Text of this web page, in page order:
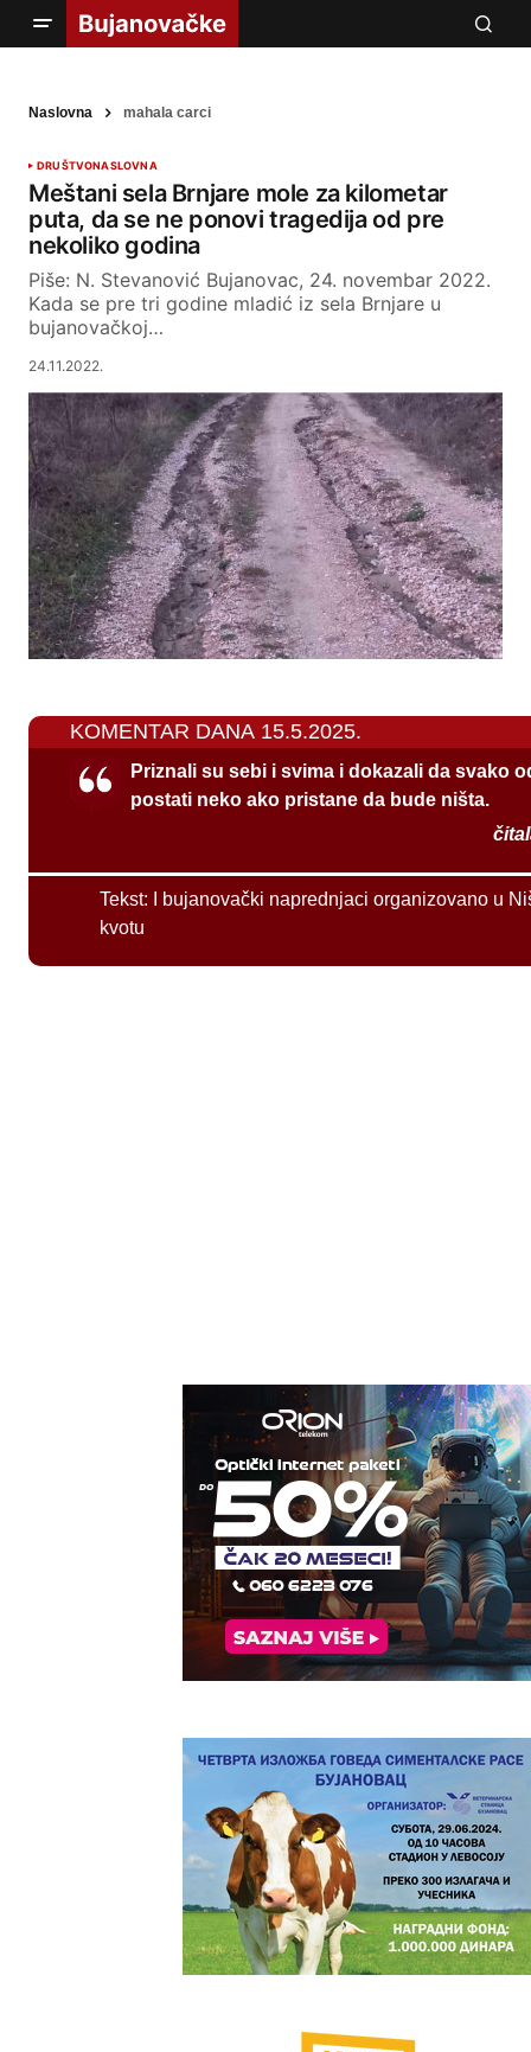
Naslovna mahala carci
DRUŠTVONASLOVNA
Meštani sela Brnjare mole za kilometar
puta, da se ne ponovi tragedija od pre
nekoliko godina
Piše: N. Stevanović Bujanovac, 24. novembar 2022.
Kada se pre tri godine mladić iz sela Brnjare u
bujanovačkoj…
24.11.2022.
KOMENTAR DANA 15.5.2025.
Priznali su sebi i svima i dokazali da svako
postati neko ako pristane da bude ništa.
Tekst:
I bujanovački naprednjaci organizovano u
kvotu